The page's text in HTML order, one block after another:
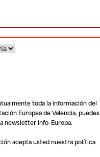
toda la información del
Europea de Valencia, puedes
newsletter Info-Europa.
acepta usted nuestrapolítica